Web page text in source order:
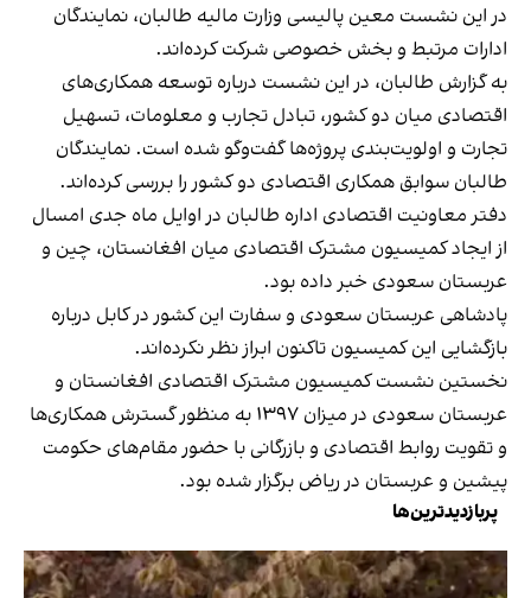
در این نشست معین پالیسی وزارت مالیه طالبان، نمایندگان
ادارات مرتبط و بخش خصوصی شرکت کرده‌اند.
به گزارش طالبان، در این نشست درباره توسعه همکاری‌های
اقتصادی میان دو کشور، تبادل تجارب و معلومات، تسهیل
تجارت و اولویت‌بندی پروژه‌ها گفت‌وگو شده است. نمایندگان
طالبان سوابق همکاری اقتصادی دو کشور را بررسی کرده‌اند.
دفتر معاونیت اقتصادی اداره طالبان در اوایل ماه جدی امسال
از ایجاد کمیسیون مشترک اقتصادی میان افغانستان، چین و
عربستان سعودی خبر داده بود.
پادشاهی عربستان سعودی و سفارت این کشور در کابل درباره
بازگشایی این کمیسیون تاکنون ابراز نظر نکرده‌اند.
نخستین نشست کمیسیون مشترک اقتصادی افغانستان و
عربستان سعودی در میزان ۱۳۹۷ به منظور گسترش همکاری‌ها
و تقویت روابط اقتصادی و بازرگانی با حضور مقام‌های حکومت
پیشین و عربستان در ریاض برگزار شده بود.
پربازدیدترین‌ها